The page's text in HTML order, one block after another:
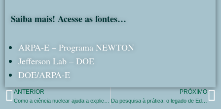
Saiba mais! Acesse as fontes…
ARPA‑E – Programa NEWTON
Jefferson Lab – DOE
DOE/ARPA‑E
ANTERIOR PRÓXIMO
Da pesquisa à prática: o legado de Edith Quimby na radioterapia